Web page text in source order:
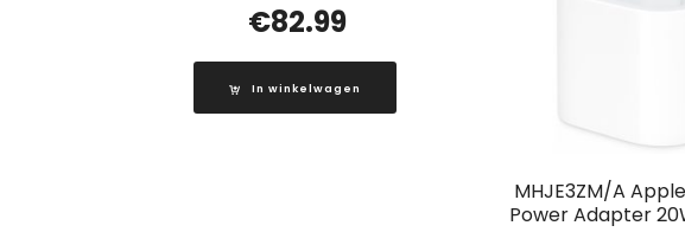
€82.99
In winkelwagen
MHJE3ZM/A
Power Adapter